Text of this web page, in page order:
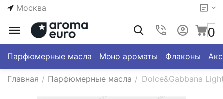
Москва
0
Парфюмерные масла Моно ароматы Флаконы
Главная / Парфюмерные масла / Dolce&Gabbana